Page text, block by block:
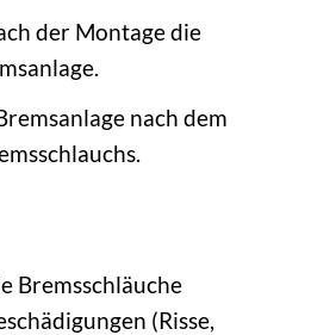
der Montage die
nach dem
Bremsschläuche
(Risse,